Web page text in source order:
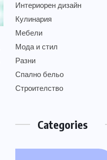
Интериорен дизайн
Кулинария
Мебели
Мода и стил
Разни
Спално бельо
Строителство
Categories